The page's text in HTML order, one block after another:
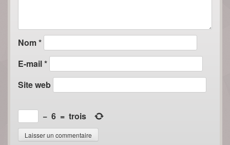
Nom*
E-mail*
Site web
− 6 = trois